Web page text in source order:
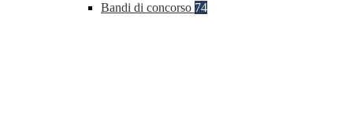
Bandi di concorso 74